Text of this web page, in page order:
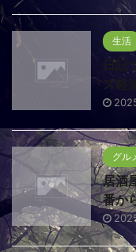
生活
日
ス
グル
居酒
番か